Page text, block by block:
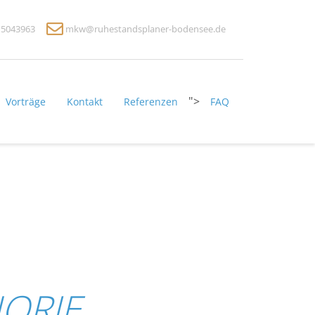
mkw@ruhestandsplaner-bodensee.de
Vorträge Kontakt Referenzen "> FAQ